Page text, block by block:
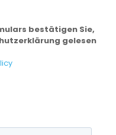
bestätigen Sie,
gelesen